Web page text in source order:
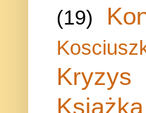
(19)
Kryzys
Książka